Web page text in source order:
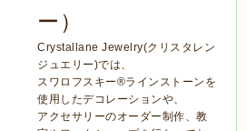
ー）
Crystallane Jewelry(クリスタレン
ジュエリー)では、
スワロフスキー®︎ラインストーンを
使用したデコレーションや、
アクセサリーのオーダー制作、教